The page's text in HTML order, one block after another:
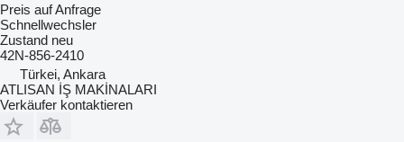
Preis auf Anfrage
Schnellwechsler
Zustand neu
42N-856-2410
Türkei, Ankara
ATLISAN İŞ MAKİNALARI
Verkäufer kontaktieren